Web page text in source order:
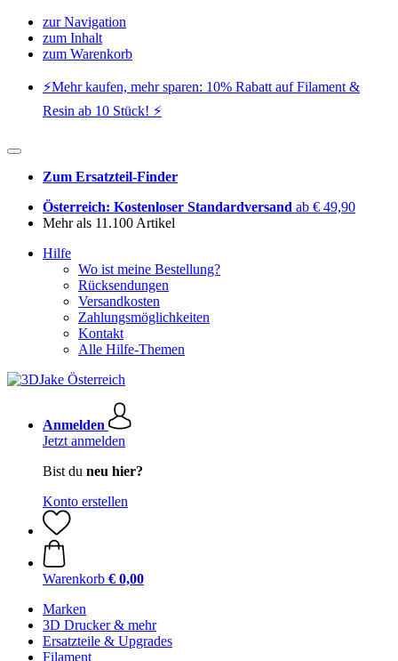
zur Navigation
zum Inhalt
zum Warenkorb
⚡️Mehr kaufen, mehr sparen: 10% Rabatt auf Filament &
Resin ab 10 Stück! ⚡️
Zum Ersatzteil-Finder
Österreich: Kostenloser Standardversand ab € 49,90
Mehr als 11.100 Artikel
Hilfe
Wo ist meine Bestellung?
Rücksendungen
Versandkosten
Zahlungsmöglichkeiten
Kontakt
Alle Hilfe-Themen
Anmelden
Jetzt anmelden
Bist du neu hier?
Konto erstellen
Warenkorb € 0,00
Marken
3D Drucker & mehr
Ersatzteile & Upgrades
Filament